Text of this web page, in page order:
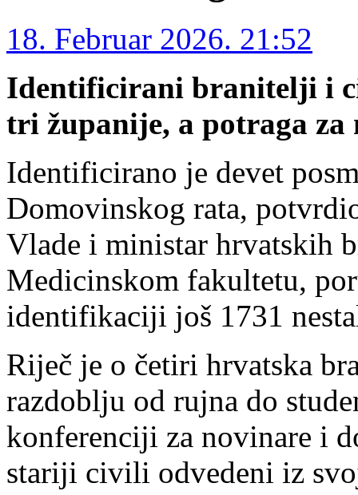
18. Februar 2026. 21:52
Identificirani branitelji i
tri županije, a potraga za
Identificirano je devet
Domovinskog rata,
Vlade i ministar hrvatskih
Medicinskom fakultetu,
identifikaciji još 1731
Riječ je o četiri hrvatska
razdoblju od rujna do
konferenciji za novinare i
stariji civili odvedeni iz